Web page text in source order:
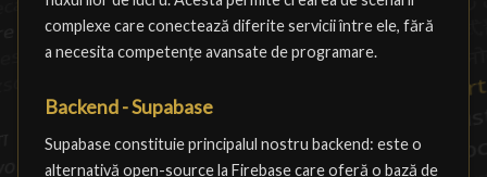
complexe care conectează diferite servicii între ele, fără
a necesita competențe avansate de programare.
Backend - Supabase
Supabase constituie principalul nostru backend: este o
alternativă open-source la Firebase care oferă o bază de